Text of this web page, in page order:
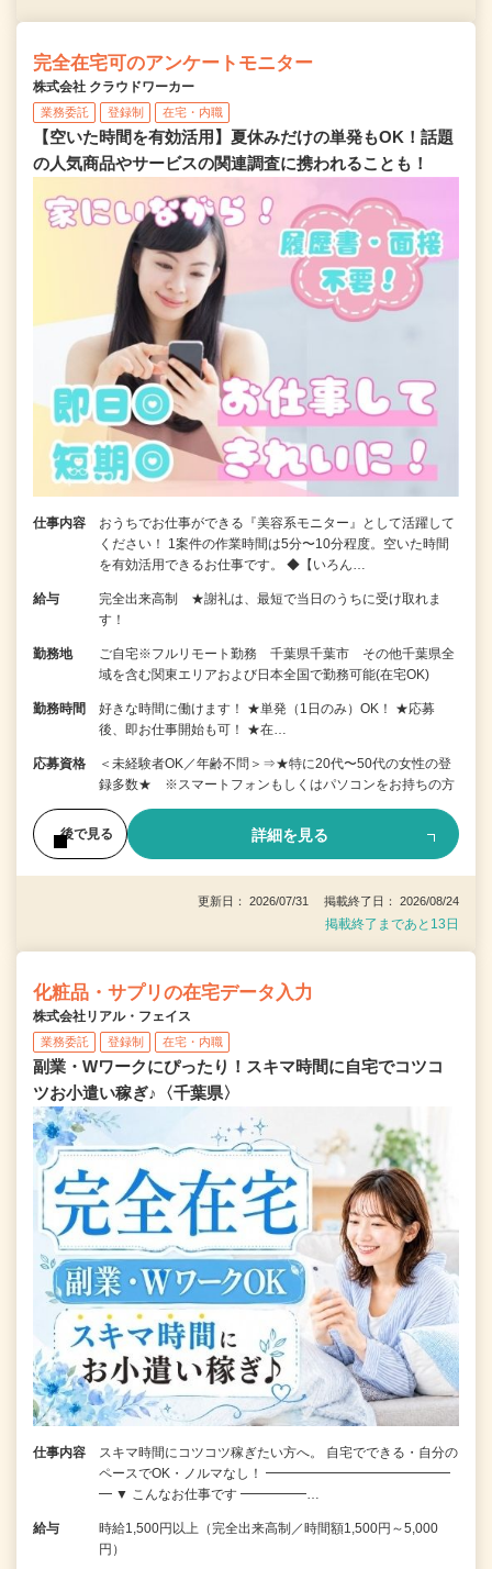
完全在宅可のアンケートモニター
株式会社 クラウドワーカー
業務委託 登録制 在宅・内職
【空いた時間を有効活用】夏休みだけの単発もOK！話題
の人気商品やサービスの関連調査に携われることも！
仕事内容
おうちでお仕事ができる『美容系モニター』として活躍して
ください！ 1案件の作業時間は5分〜10分程度。空いた時間
を有効活用できるお仕事です。 ◆【いろん…
給与
完全出来高制 ★謝礼は、最短で当日のうちに受け取れま
す！
勤務地
ご自宅※フルリモート勤務 千葉県千葉市 その他千葉県全
域を含む関東エリアおよび日本全国で勤務可能(在宅OK)
勤務時間
好きな時間に働けます！ ★単発（1日のみ）OK！ ★応募
後、即お仕事開始も可！ ★在…
応募資格
＜未経験者OK／年齢不問＞⇒★特に20代〜50代の女性の登
録多数★ ※スマートフォンもしくはパソコンをお持ちの方
後で見る 詳細を見る
更新日： 2026/07/31 掲載終了日： 2026/08/24
掲載終了まであと13日
化粧品・サプリの在宅データ入力
株式会社リアル・フェイス
業務委託 登録制 在宅・内職
副業・Wワークにぴったり！スキマ時間に自宅でコツコ
ツお小遣い稼ぎ♪〈千葉県〉
仕事内容
スキマ時間にコツコツ稼ぎたい方へ。 自宅でできる・自分の
ペースでOK・ノルマなし！ ━━━━━━━━━━━━━━
━ ▼ こんなお仕事です ━━━━━…
給与
時給1,500円以上（完全出来高制／時間額1,500円～5,000
円）